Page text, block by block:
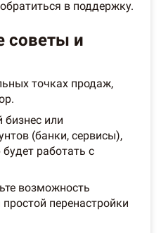
в поддержку.
советы и
точках продаж,
бизнес или
(банки, сервисы),
работать с
возможность
перенастройки